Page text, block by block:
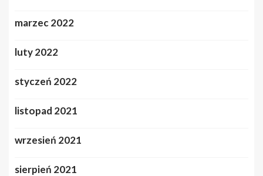
marzec 2022
luty 2022
styczeń 2022
listopad 2021
wrzesień 2021
sierpień 2021